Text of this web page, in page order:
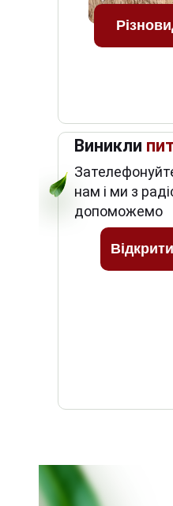
Виникли
нам і ми з
допоможемо